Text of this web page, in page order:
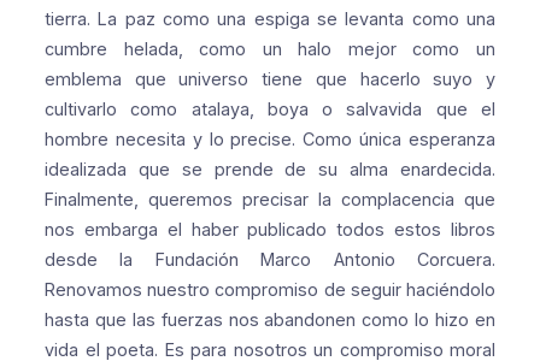
tierra. La paz como una espiga se levanta como una
cumbre helada, como un halo mejor como un
emblema que universo tiene que hacerlo suyo y
cultivarlo como atalaya, boya o salvavida que el
hombre necesita y lo precise. Como única esperanza
idealizada que se prende de su alma enardecida.
Finalmente, queremos precisar la complacencia que
nos embarga el haber publicado todos estos libros
desde la Fundación Marco Antonio Corcuera.
Renovamos nuestro compromiso de seguir haciéndolo
hasta que las fuerzas nos abandonen como lo hizo en
vida el poeta. Es para nosotros un compromiso moral